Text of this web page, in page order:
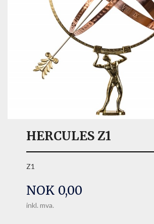
HERCULES Z1
Z1
Pris
NOK 0,00
inkl. mva.